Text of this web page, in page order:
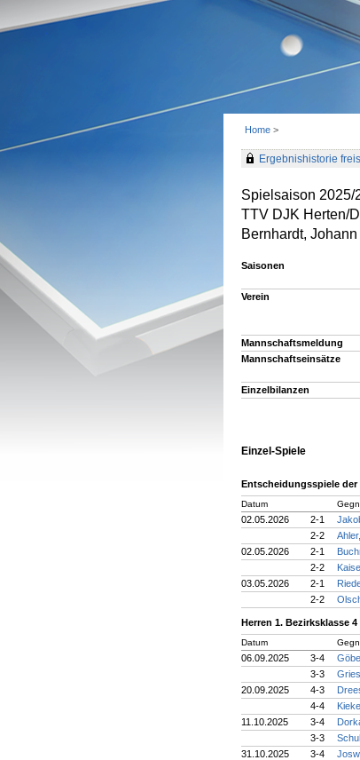
Home >
Ergebnishistorie
Spielsaison 2025/
TTV DJK Herten/
Bernhardt, Johann
Saisonen
Verein
Mannschaftsmeldung
Mannschaftseinsätze
Einzelbilanzen
Einzel-Spiele
Entscheidungsspiele der
Datum
02.05.2026 2-1
2-2
02.05.2026
2-1
2-2
03.05.2026
2-1
2-2
Herren 1. Bezirksklasse 4
Datum
06.09.2025 3-4
3-3
20.09.2025
4-3
4-4
11.10.2025
3-4
3-3
31.10.2025
3-4